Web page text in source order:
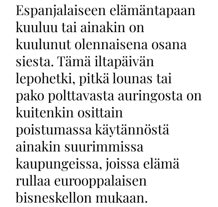
Espanjalaiseen elämäntapaan
kuuluu tai ainakin on
kuulunut olennaisena osana
siesta. Tämä iltapäivän
lepohetki, pitkä lounas tai
pako polttavasta auringosta on
kuitenkin osittain
poistumassa käytännöstä
ainakin suurimmissa
kaupungeissa, joissa elämä
rullaa eurooppalaisen
bisneskellon mukaan.